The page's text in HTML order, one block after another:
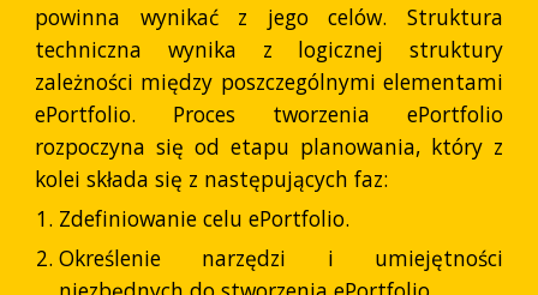
powinna wynikać z jego celów. Struktura
techniczna wynika z logicznej struktury
zależności między poszczególnymi elementami
ePortfolio. Proces tworzenia ePortfolio
rozpoczyna się od etapu planowania, który z
kolei składa się z następujących faz:
Zdefiniowanie celu ePortfolio.
Określenie narzędzi i umiejętności